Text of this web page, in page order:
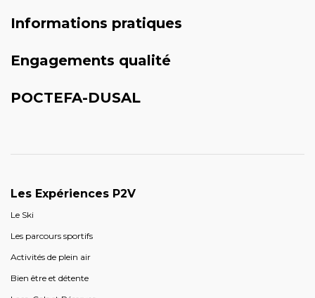
Informations pratiques
Engagements qualité
POCTEFA-DUSAL
Les Expériences P2V
Le Ski
Les parcours sportifs
Activités de plein air
Bien être et détente